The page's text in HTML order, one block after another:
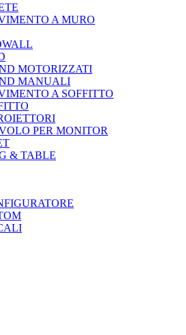
A MURO
MOTORIZZATI
MANUALI
A SOFFITTO
PER MONITOR
& TABLE